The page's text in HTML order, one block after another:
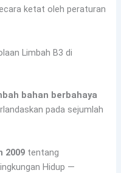
ketat oleh peraturan
Limbah B3 di
bahan berbahaya
pada sejumlah
2009 tentang
Hidup —